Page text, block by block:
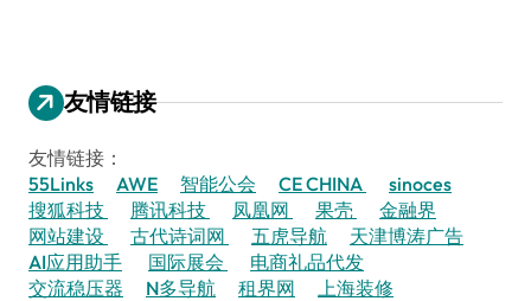
友情链接
友情链接：
55Links
AWE 智能公会 CE CHINA
sinoces
搜狐科技
腾讯科技 凤凰网 果壳
金融界
网站建设
古代诗词网 五虎导航
天津博涛广告
AI应用助手
国际展会
电商礼品代发
交流稳压器
N多导航 租界网 上海装修